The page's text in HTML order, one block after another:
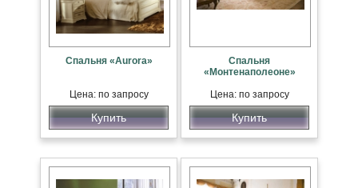
Спальня «Aurora»
Цена: по запросу
Купить
Спальня
«Монтенаполеоне»
Цена: по запросу
Купить